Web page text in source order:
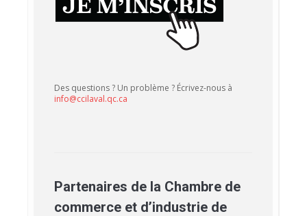
Des questions ? Un problème ? Écrivez-nous à
info@ccilaval.qc.ca
Partenaires de la Chambre de
commerce et d’industrie de